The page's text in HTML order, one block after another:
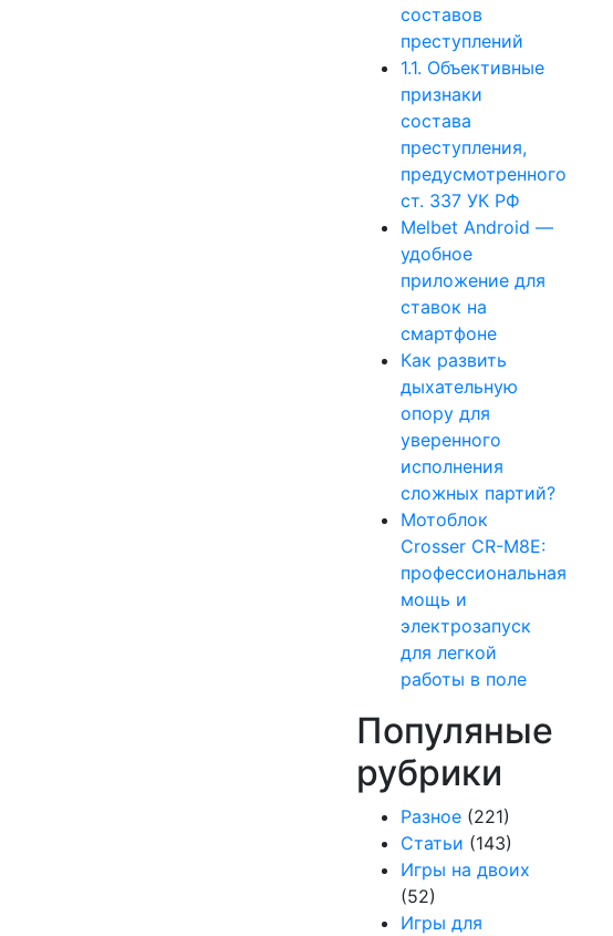
составов
преступлений
1.1. Объективные
признаки
состава
преступления,
предусмотренного
ст. 337 УК РФ
Melbet Android —
удобное
приложение для
ставок на
смартфоне
Как развить
дыхательную
опору для
уверенного
исполнения
сложных партий?
Мотоблок
Crosser CR-M8E:
профессиональная
мощь и
электрозапуск
для легкой
работы в поле
Популяные
рубрики
Разное(221)
Статьи (143)
Игры на двоих
(52)
Игры для